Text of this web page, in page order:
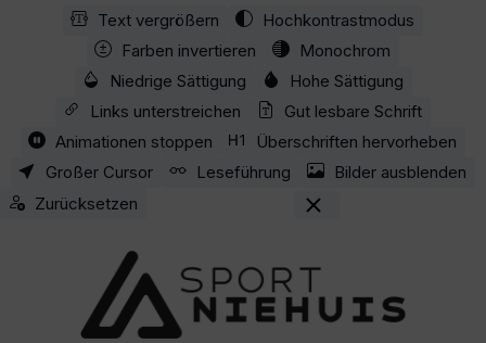
Zum Hauptinhalt springen
Text vergrößern
Hochkontrastmodus
Farben invertieren
Monochrom
Niedrige Sättigung
Hohe Sättigung
Links unterstreichen
Gut lesbare Schrift
Animationen stoppen
Überschriften hervorheben
Großer Cursor
Leseführung
Bilder ausblenden
Zurücksetzen